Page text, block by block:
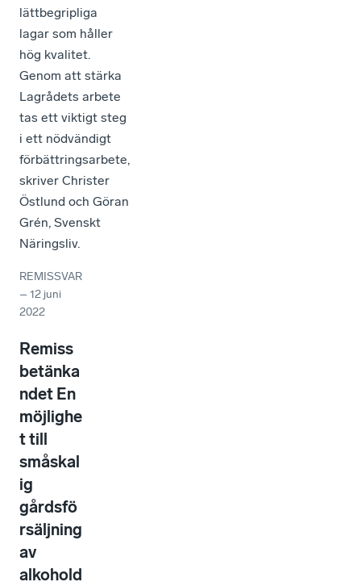
lättbegripliga
lagar som håller
hög kvalitet.
Genom att stärka
Lagrådets arbete
tas ett viktigt steg
i ett nödvändigt
förbättringsarbete,
skriver Christer
Östlund och Göran
Grén, Svenskt
Näringsliv.
REMISSVAR
–12 juni
2022
Remiss
betänka
ndet En
möjlighe
t till
småskal
ig
gårdsfö
rsäljning
av
alkohold